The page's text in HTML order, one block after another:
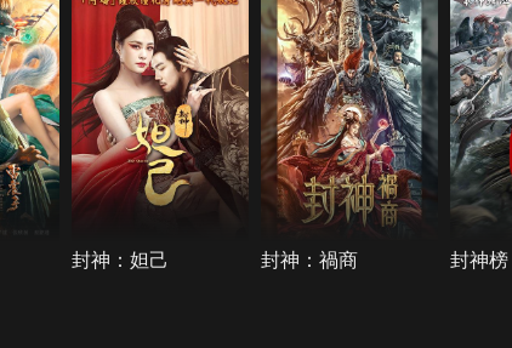
封神：妲己 封神：禍商 封神